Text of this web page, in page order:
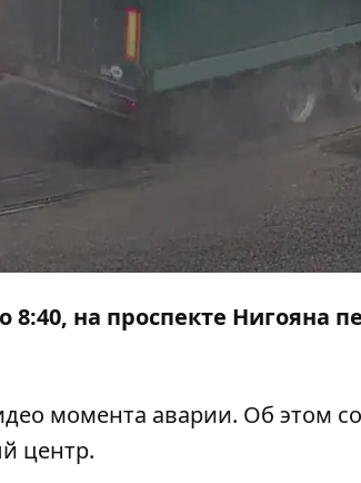
8:40, на проспекте Нигояна
момента аварии. Об этом
центр.